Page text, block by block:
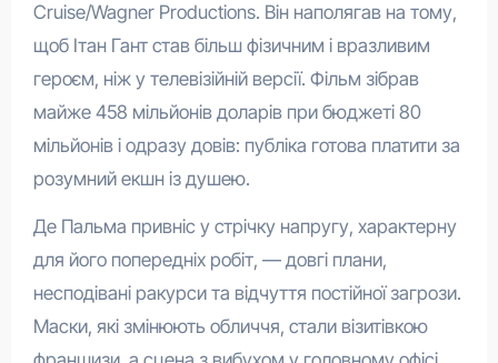
Cruise/Wagner Productions. Він наполягав на тому,
щоб Ітан Гант став більш фізичним і вразливим
героєм, ніж у телевізійній версії. Фільм зібрав
майже 458 мільйонів доларів при бюджеті 80
мільйонів і одразу довів: публіка готова платити за
розумний екшн із душею.
Де Пальма привніс у стрічку напругу, характерну
для його попередніх робіт, — довгі плани,
несподівані ракурси та відчуття постійної загрози.
Маски, які змінюють обличчя, стали візитівкою